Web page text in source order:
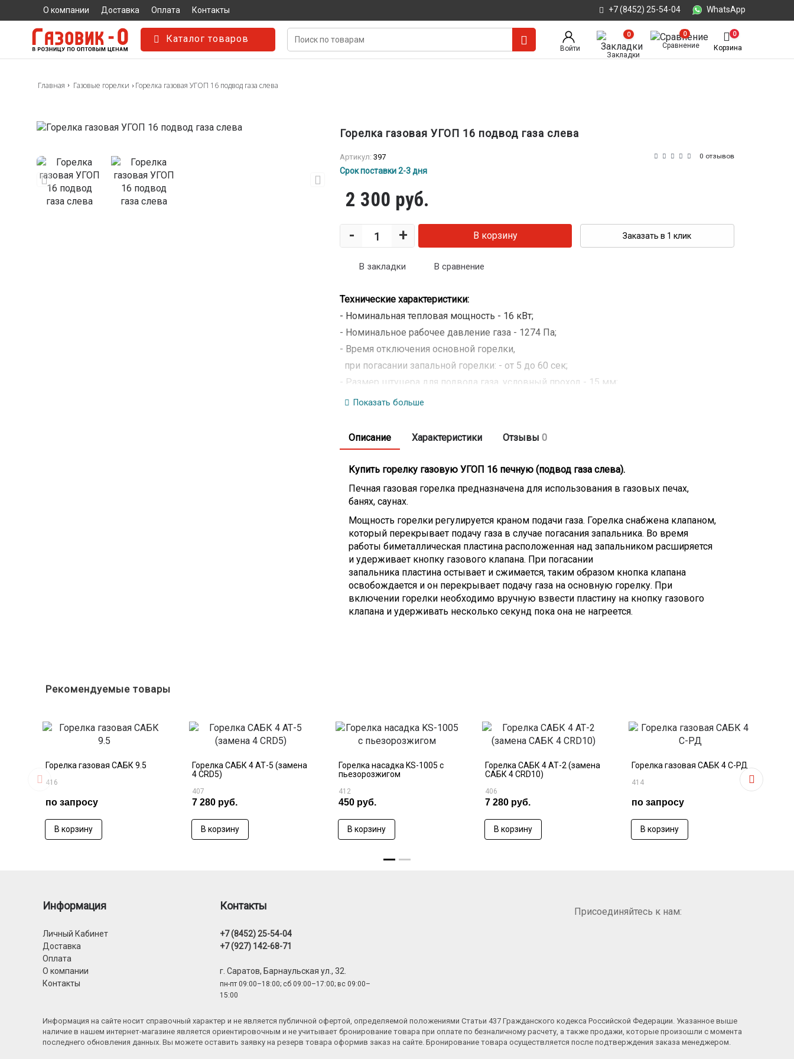
О компании Доставка Оплата Контакты +7 (8452) 25-54-04 WhatsApp
Каталог товаров
Войти
0
Закладки
0
Сравнение
0
Корзина
Главная Газовые горелки Горелка газовая УГОП 16 подвод газа слева
Горелка газовая УГОП 16 подвод газа слева
0 отзывов
Артикул: 397
Срок поставки 2-3 дня
2 300 руб.
- + В корзину Заказать в 1 клик
В закладки В сравнение
Технические характеристики:
- Номинальная тепловая мощность - 16 кВт;
- Номинальное рабочее давление газа - 1274 Па;
- Время отключения основной горелки,
при погасании запальной горелки: - от 5 до 60 сек;
- Размер штуцера для подвода газа, условный проход - 15 мм;
- Масса не более - 6 кг;
Показать больше
Описание Характеристики Отзывы 0
Купить горелку газовую УГОП 16 печную (подвод газа слева).
Печная газовая горелка предназначена для использования в газовых печах,
банях, саунах.
Мощность горелки регулируется краном подачи газа. Горелка снабжена клапаном,
который перекрывает подачу газа в случае погасания запальника. Во время
работы биметаллическая пластина расположенная над запальником расширяется
и удерживает кнопку газового клапана. При погасании
запальника пластина остывает и сжимается, таким образом кнопка клапана
освобождается и он перекрывает подачу газа на основную горелку. При
включении горелки необходимо вручную взвести пластину на кнопку газового
клапана и удерживать несколько секунд пока она не нагреется.
Рекомендуемые товары
Горелка газовая САБК 9.5
416
по запросу
В корзину
Горелка САБК 4 АТ-5 (замена
4 CRD5)
407
7 280 руб.
В корзину
Горелка насадка KS-1005 с
пьезорозжигом
412
450 руб.
В корзину
Горелка САБК 4 АТ-2 (замена
САБК 4 CRD10)
406
7 280 руб.
В корзину
Горелка газовая САБК 4 C-РД
414
по запросу
В корзину
Информация
Личный Кабинет
Доставка
Оплата
О компании
Контакты
Контакты
+7 (8452) 25-54-04
+7 (927) 142-68-71
г. Саратов, Барнаульская ул., 32.
пн-пт 09:00–18:00; сб 09:00–17:00; вс 09:00–
15:00
Присоединяйтесь к нам:
Информация на сайте носит справочный характер и не является публичной офертой, определяемой положениями Статьи 437 Гражданского кодекса Российской Федерации. Указанное выше
наличие в нашем интернет-магазине является ориентировочным и не учитывает бронирование товара при оплате по безналичному расчету, а также продажи, которые произошли с момента
последнего обновления данных. Вы можете оставить заявку на резерв товара оформив заказ на сайте. Бронирование товара осуществляется после подтверждения заказа менеджером.